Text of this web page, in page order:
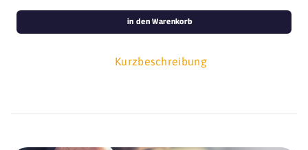
Kurzbeschreibung
in den Warenkorb